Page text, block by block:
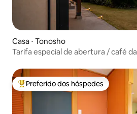
Casa ⋅ Tonosho
Tarifa especial de abertura / café
informações gratuitas sobre a
Okinoshima, a noiva de Seto /
Entre os melhores preferidos dos
Preferido dos hóspedes